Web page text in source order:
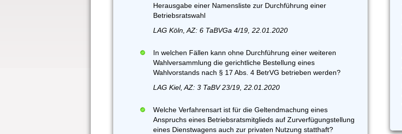
Herausgabe einer Namensliste zur Durchführung einer
Betriebsratswahl
LAG Köln, AZ: 6 TaBVGa 4/19, 22.01.2020
In welchen Fällen kann ohne Durchführung einer weiteren
Wahlversammlung die gerichtliche Bestellung eines
Wahlvorstands nach § 17 Abs. 4 BetrVG betrieben werden?
LAG Kiel, AZ: 3 TaBV 23/19, 22.01.2020
Welche Verfahrensart ist für die Geltendmachung eines
Anspruchs eines Betriebsratsmitglieds auf Zurverfügungstellung
eines Dienstwagens auch zur privaten Nutzung statthaft?